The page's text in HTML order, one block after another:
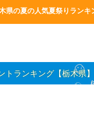
県の夏の人気夏祭りランキ
トランキング【栃木県】